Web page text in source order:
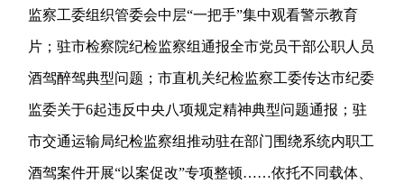
监察工委组织管委会中层“一把手”集中观看警示教育
片；驻市检察院纪检监察组通报全市党员干部公职人员
酒驾醉驾典型问题；市直机关纪检监察工委传达市纪委
监委关于6起违反中央八项规定精神典型问题通报；驻
市交通运输局纪检监察组推动驻在部门围绕系统内职工
酒驾案件开展“以案促改”专项整顿……依托不同载体、